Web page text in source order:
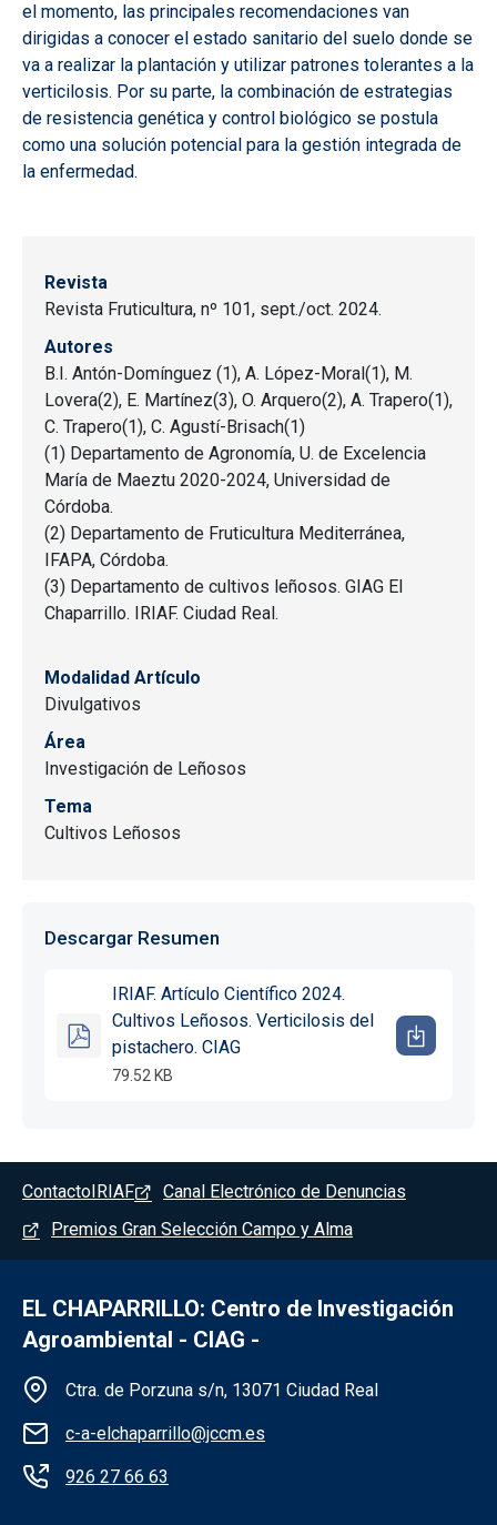
el momento, las principales recomendaciones van
dirigidas a conocer el estado sanitario del suelo donde se
va a realizar la plantación y utilizar patrones tolerantes a la
verticilosis. Por su parte, la combinación de estrategias
de resistencia genética y control biológico se postula
como una solución potencial para la gestión integrada de
la enfermedad.
Revista
Revista Fruticultura, nº 101, sept./oct. 2024.
Autores
B.I. Antón-Domínguez (1), A. López-Moral(1), M.
Lovera(2), E. Martínez(3), O. Arquero(2), A. Trapero(1),
C. Trapero(1), C. Agustí-Brisach(1)
(1) Departamento de Agronomía, U. de Excelencia
María de Maeztu 2020-2024, Universidad de
Córdoba.
(2) Departamento de Fruticultura Mediterránea,
IFAPA, Córdoba.
(3) Departamento de cultivos leñosos. GIAG El
Chaparrillo. IRIAF. Ciudad Real.
Modalidad Artículo
Divulgativos
Área
Investigación de Leñosos
Tema
Cultivos Leñosos
Descargar Resumen
IRIAF. Artículo Científico 2024.
Cultivos Leñosos. Verticilosis del
pistachero. CIAG
79.52 KB
Pie de página - Chaparrillo
Contacto IRIAF
Canal Electrónico de Denuncias
Premios Gran Selección Campo y Alma
EL CHAPARRILLO: Centro de Investigación
Agroambiental - CIAG -
Información de la institución - Chaparrillo
Ctra. de Porzuna s/n, 13071 Ciudad Real
c-a-elchaparrillo@jccm.es
926 27 66 63